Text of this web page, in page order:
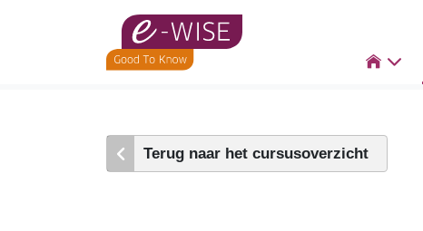

Terug naar het cursusoverzicht